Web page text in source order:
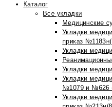
Каталог
Все укладки
Медицинские
Укладки
приказ
Укладки
Укладки
Укладки
№1079 и №626
Укладки